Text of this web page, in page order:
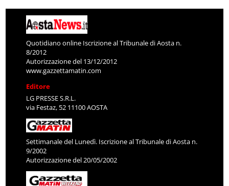
Quotidiano online Iscrizione al Tribunale di Aosta n.
8/2012
Autorizzazione del 13/12/2012
www.gazzettamatin.com
Editore
LG PRESSE S.R.L.
via Festaz, 52 11100 AOSTA
Settimanale del Lunedì. Iscrizione al Tribunale di Aosta n.
9/2002
Autorizzazione del 20/05/2002